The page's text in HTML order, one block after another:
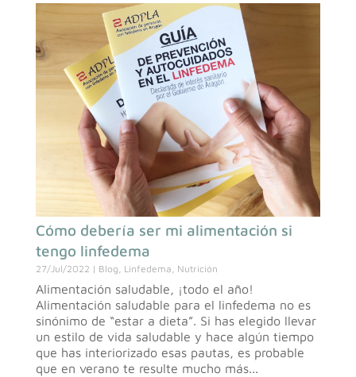
Cómo debería ser mi alimentación si
tengo linfedema
27/Jul/2022 | Blog, Linfedema, Nutrición
Alimentación saludable, ¡todo el año!
Alimentación saludable para el linfedema no es
sinónimo de “estar a dieta”. Si has elegido llevar
un estilo de vida saludable y hace algún tiempo
que has interiorizado esas pautas, es probable
que en verano te resulte mucho más...